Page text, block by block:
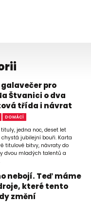
pro
Štvanici o dva
třída i návrat
DOMÁCÍ
tituly, jedna noc, deset let
chystá jubilejní bouři. Karta
titulové bitvy, návraty do
dvou mladých talentů a
nebojí. Teď máme
které tento
změní